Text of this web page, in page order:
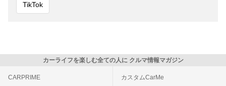
TikTok
カーライフを楽しむ全ての人に クルマ情報マガジン
CARPRIME カスタムCarMe